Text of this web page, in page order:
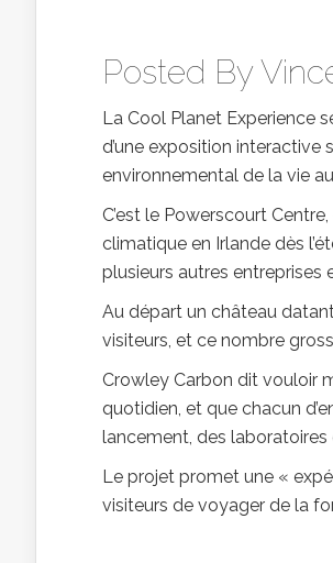
Posted By
La Cool Planet Experience
d’une exposition interactive
environnemental de la vie
C’est le Powerscourt
climatique en Irlande dès
plusieurs autres
Au départ un château
visiteurs, et ce nombre
Crowley Carbon dit vouloir
quotidien, et que chacun
lancement, des laboratoires
Le projet promet une «
visiteurs de voyager de la